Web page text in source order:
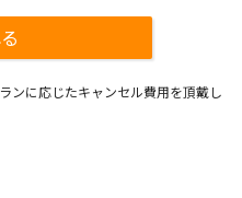
ンに応じたキャンセル費用を頂戴し